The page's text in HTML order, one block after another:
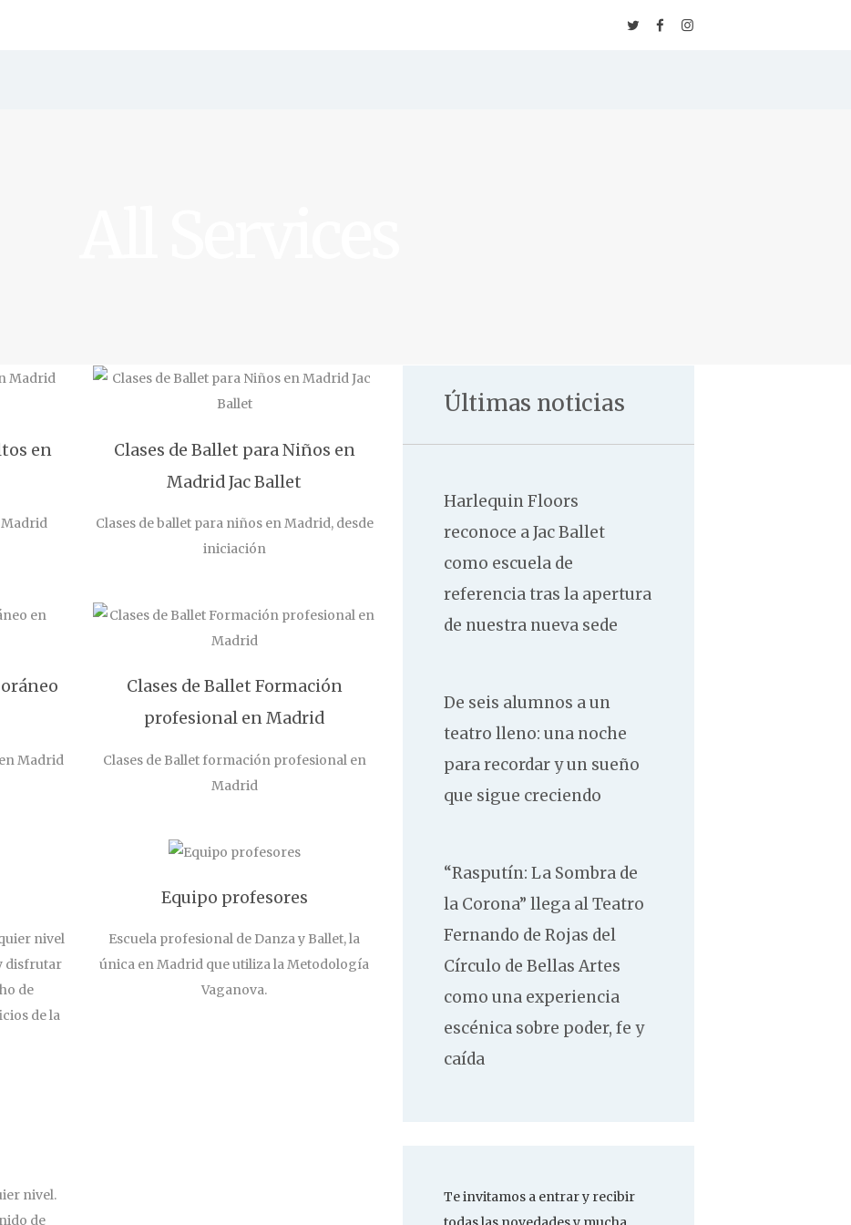
Inicio
en
Madrid
Clases de Ballet para Niños en
Madrid Jac Ballet
Clases de ballet para niños en Madrid, desde
iniciación
Madrid
Clases de Ballet Formación
profesional en Madrid
Clases de Ballet formación profesional en
Madrid
nivel
disfrutar
de
de la
Equipo profesores
Escuela profesional de Danza y Ballet, la
única en Madrid que utiliza la Metodología
Vaganova.
nivel.
de
Últimas noticias
Harlequin Floors
reconoce a Jac Ballet
como escuela de
referencia tras la apertura
de nuestra nueva sede
De seis alumnos a un
teatro lleno: una noche
para recordar y un sueño
que sigue creciendo
“Rasputín: La Sombra de
la Corona” llega al Teatro
Fernando de Rojas del
Círculo de Bellas Artes
como una experiencia
escénica sobre poder, fe y
caída
Te invitamos a entrar y recibir